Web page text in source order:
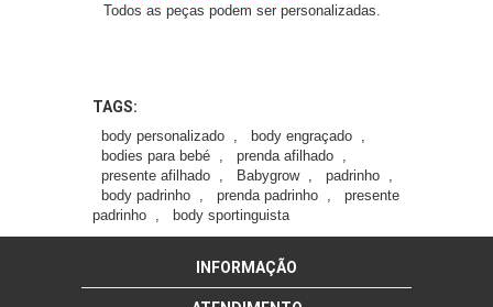
Todos as peças podem ser personalizadas.
TAGS:
body personalizado , body engraçado ,
bodies para bebé , prenda afilhado ,
presente afilhado , Babygrow , padrinho ,
body padrinho , prenda padrinho ,
presente
padrinho , body sportinguista
INFORMAÇÃO